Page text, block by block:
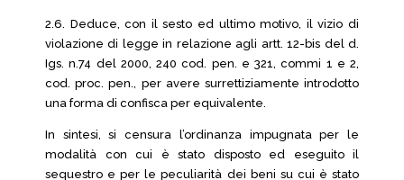
2.6. Deduce, con il sesto ed ultimo motivo, il vizio di
violazione di legge in relazione agli artt. 12-bis del d.
Igs. n.74 del 2000, 240 cod. pen. e 321, commi 1 e 2,
cod. proc. pen., per avere surrettiziamente introdotto
una forma di confisca per equivalente.
In sintesi, si censura l’ordinanza impugnata per le
modalità con cui è stato disposto ed eseguito il
sequestro e per le peculiarità dei beni su cui è stato